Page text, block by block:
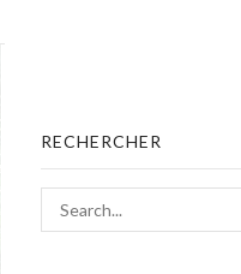
RECHERCHER